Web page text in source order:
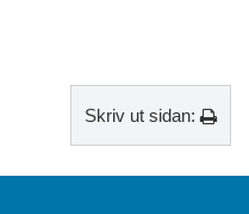
Skriv ut sidan: